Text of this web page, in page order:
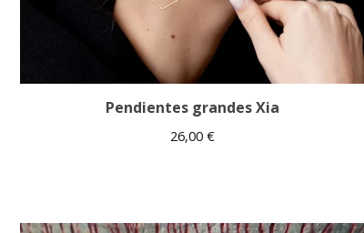
Pendientes grandes Xia
26,00 €